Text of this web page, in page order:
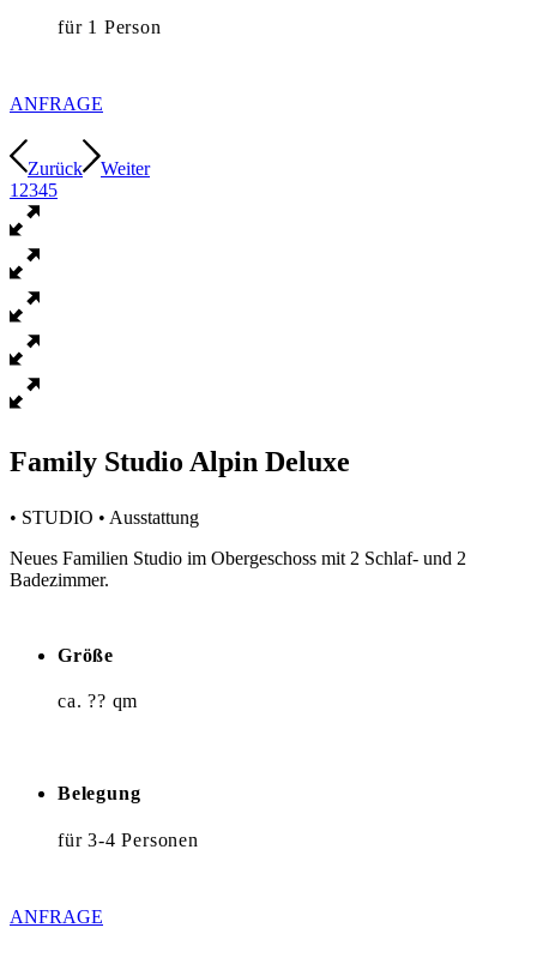
für 1 Person
ANFRAGE
Zurück
Weiter
1 2345
Family Studio Alpin Deluxe
• STUDIO • Ausstattung
Neues Familien Studio im Obergeschoss mit 2 Schlaf- und 2
Badezimmer.
Größe
ca. ?? qm
Belegung
für 3-4 Personen
ANFRAGE